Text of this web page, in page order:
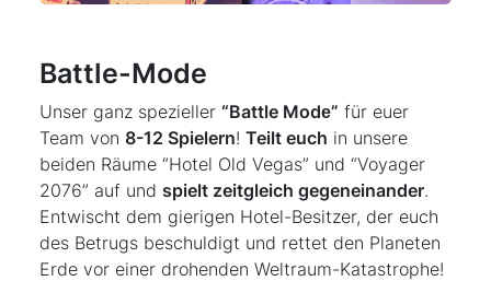
Battle-Mode
Unser ganz spezieller “Battle Modе” für euer
Team von 8-12 Spielern! Teilt euch in unsere
beiden Räume “Hotel Old Vegas” und “Voyager
2076” auf und spielt zeitgleich gegeneinander.
Entwischt dem gierigen Hotel-Besitzer, der euch
des Betrugs beschuldigt und rettet den Planeten
Erde vor einer drohenden Weltraum-Katastrophe!